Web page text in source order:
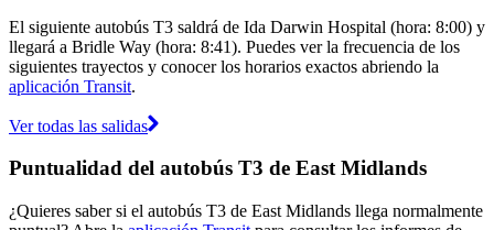
El siguiente autobús T3 saldrá de Ida Darwin Hospital (hora: 8:00) y
llegará a Bridle Way (hora: 8:41). Puedes ver la frecuencia de los
siguientes trayectos y conocer los horarios exactos abriendo la
aplicación Transit.
Ver todas las salidas
Puntualidad del autobús T3 de East Midlands
¿Quieres saber si el autobús T3 de East Midlands llega normalmente